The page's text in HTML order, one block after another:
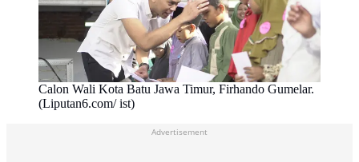
Calon Wali Kota Batu Jawa Timur, Firhando Gumelar.
(Liputan6.com/ ist)
Advertisement